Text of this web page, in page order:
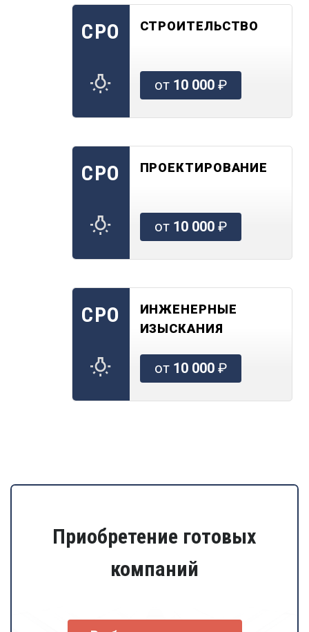
СРО СТРОИТЕЛЬСТВО
от 10 000₽
СРО ПРОЕКТИРОВАНИЕ
от 10 000₽
СРО
ИНЖЕНЕРНЫЕ
ИЗЫСКАНИЯ
от 10 000₽
Приобретение готовых
компаний